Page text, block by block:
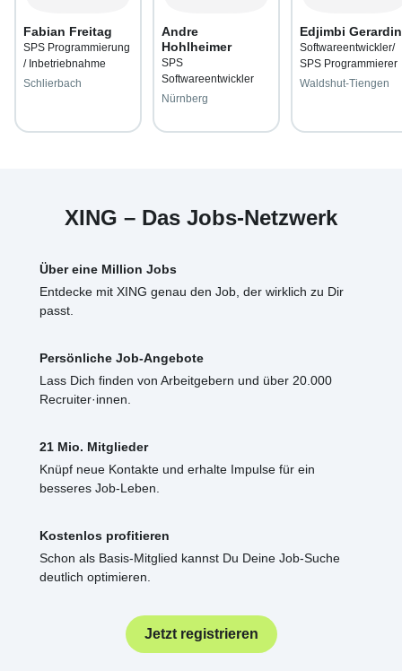
Fabian Freitag
SPS Programmierung
/ Inbetriebnahme
Schlierbach
Andre
Hohlheimer
SPS
Softwareentwickler
Nürnberg
Edjimbi Gerardin
Softwareentwickler/
SPS Programmierer
Waldshut-Tiengen
XING – Das Jobs-Netzwerk
Über eine Million Jobs
Entdecke mit XING genau den Job, der wirklich zu Dir
passt.
Persönliche Job-Angebote
Lass Dich finden von Arbeitgebern und über 20.000
Recruiter·innen.
21 Mio. Mitglieder
Knüpf neue Kontakte und erhalte Impulse für ein
besseres Job-Leben.
Kostenlos profitieren
Schon als Basis-Mitglied kannst Du Deine Job-Suche
deutlich optimieren.
Jetzt registrieren